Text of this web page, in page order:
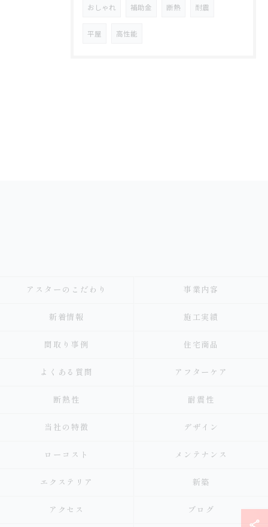
おしゃれ 補助金 断熱 耐震
平屋 高性能
アスターのこだわり 事業内容
新着情報 施工実績
間取り事例 住宅商品
よくある質問 アフターケア
断熱性 耐震性
当社の特徴 デザイン
ローコスト メンテナンス
エクステリア 新築
アクセス ブログ